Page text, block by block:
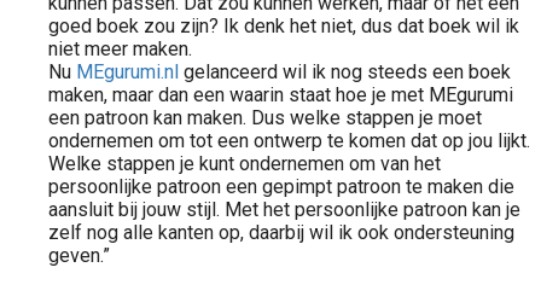
goed boek zou zijn? Ik denk het niet, dus dat boek wil ik
niet meer maken.
Nu MEgurumi.nl gelanceerd wil ik nog steeds een boek
maken, maar dan een waarin staat hoe je met MEgurumi
een patroon kan maken. Dus welke stappen je moet
ondernemen om tot een ontwerp te komen dat op jou lijkt.
Welke stappen je kunt ondernemen om van het
persoonlijke patroon een gepimpt patroon te maken die
aansluit bij jouw stijl. Met het persoonlijke patroon kan je
zelf nog alle kanten op, daarbij wil ik ook ondersteuning
geven.”